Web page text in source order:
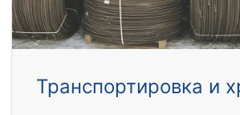
Транспортировка и